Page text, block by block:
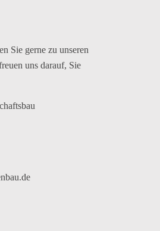
Sie gerne zu unseren
uns darauf, Sie